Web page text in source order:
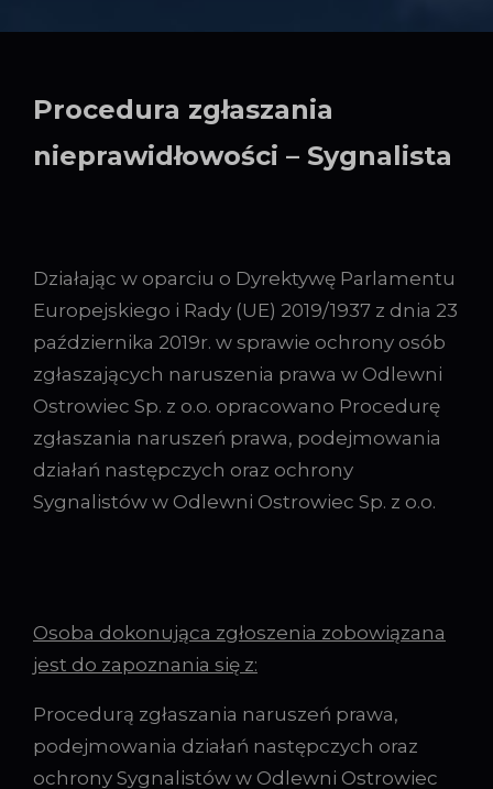
Procedura zgłaszania
nieprawidłowości – Sygnalista
Działając w oparciu o Dyrektywę Parlamentu
Europejskiego i Rady (UE) 2019/1937 z dnia 23
października 2019r. w sprawie ochrony osób
zgłaszających naruszenia prawa w Odlewni
Ostrowiec Sp. z o.o. opracowano Procedurę
zgłaszania naruszeń prawa, podejmowania
działań następczych oraz ochrony
Sygnalistów w Odlewni Ostrowiec Sp. z o.o.
Osoba dokonująca zgłoszenia zobowiązana
jest do zapoznania się z:
Procedurą zgłaszania naruszeń prawa,
podejmowania działań następczych oraz
ochrony Sygnalistów w Odlewni Ostrowiec